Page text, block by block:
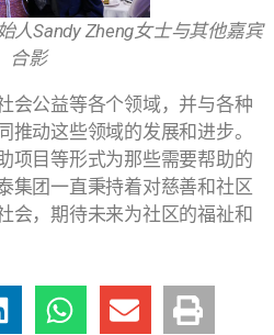
人Sandy Zheng女士与其他嘉宾
合影
会公益等各个领域，并与各种
推动这些领域的发展和进步。
项目等形式为那些需要帮助的
集团一直秉持着对慈善和社区
会，期待未来为社区的福祉和